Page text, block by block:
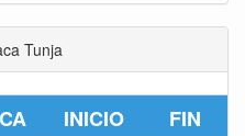
Tunja
INICIO FIN